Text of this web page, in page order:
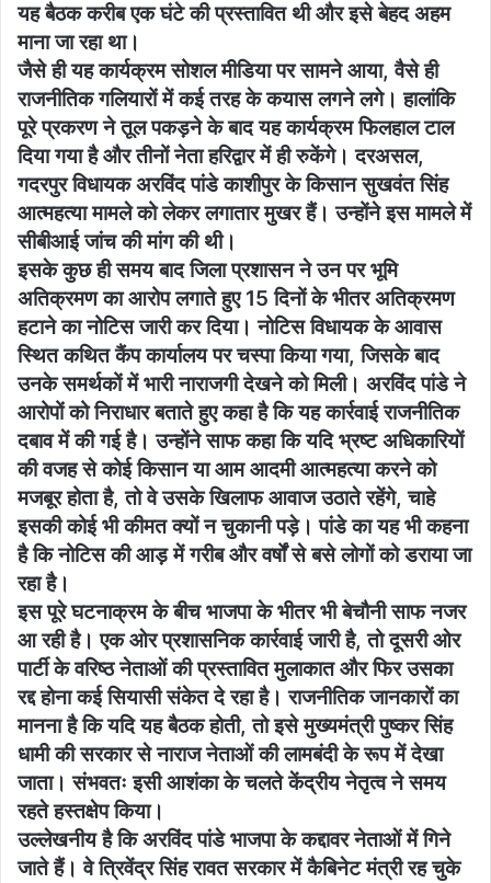
यह बैठक करीब एक घंटे की प्रस्तावित थी और इसे बेहद अहम
माना जा रहा था।
जैसे ही यह कार्यक्रम सोशल मीडिया पर सामने आया, वैसे ही
राजनीतिक गलियारों में कई तरह के कयास लगने लगे। हालांकि
पूरे प्रकरण ने तूल पकड़ने के बाद यह कार्यक्रम फिलहाल टाल
दिया गया है और तीनों नेता हरिद्वार में ही रुकेंगे। दरअसल,
गदरपुर विधायक अरविंद पांडे काशीपुर के किसान सुखवंत सिंह
आत्महत्या मामले को लेकर लगातार मुखर हैं। उन्होंने इस मामले में
सीबीआई जांच की मांग की थी।
इसके कुछ ही समय बाद जिला प्रशासन ने उन पर भूमि
अतिक्रमण का आरोप लगाते हुए 15 दिनों के भीतर अतिक्रमण
हटाने का नोटिस जारी कर दिया। नोटिस विधायक के आवास
स्थित कथित कैंप कार्यालय पर चस्पा किया गया, जिसके बाद
उनके समर्थकों में भारी नाराजगी देखने को मिली। अरविंद पांडे ने
आरोपों को निराधार बताते हुए कहा है कि यह कार्रवाई राजनीतिक
दबाव में की गई है। उन्होंने साफ कहा कि यदि भ्रष्ट अधिकारियों
की वजह से कोई किसान या आम आदमी आत्महत्या करने को
मजबूर होता है, तो वे उसके खिलाफ आवाज उठाते रहेंगे, चाहे
इसकी कोई भी कीमत क्यों न चुकानी पड़े। पांडे का यह भी कहना
है कि नोटिस की आड़ में गरीब और वर्षों से बसे लोगों को डराया जा
रहा है।
इस पूरे घटनाक्रम के बीच भाजपा के भीतर भी बेचौनी साफ नजर
आ रही है। एक ओर प्रशासनिक कार्रवाई जारी है, तो दूसरी ओर
पार्टी के वरिष्ठ नेताओं की प्रस्तावित मुलाकात और फिर उसका
रद्द होना कई सियासी संकेत दे रहा है। राजनीतिक जानकारों का
मानना है कि यदि यह बैठक होती, तो इसे मुख्यमंत्री पुष्कर सिंह
धामी की सरकार से नाराज नेताओं की लामबंदी के रूप में देखा
जाता। संभवतः इसी आशंका के चलते केंद्रीय नेतृत्व ने समय
रहते हस्तक्षेप किया।
उल्लेखनीय है कि अरविंद पांडे भाजपा के कद्दावर नेताओं में गिने
जाते हैं। वे त्रिवेंद्र सिंह रावत सरकार में कैबिनेट मंत्री रह चुके